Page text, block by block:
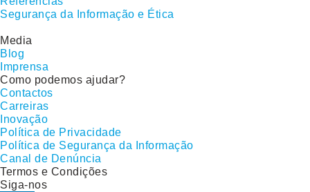
Segurança da Informação e Ética
Media
Blog
Imprensa
Como podemos ajudar?
Contactos
Carreiras
Inovação
Política de Privacidade
Política de Segurança da Informação
Canal de Denúncia
Termos e Condições
Siga-nos